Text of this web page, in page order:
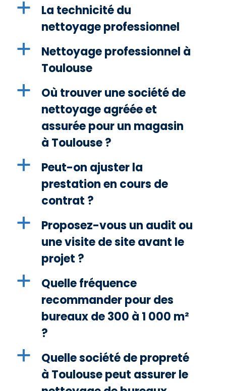
a
La technicité du
nettoyage professionnel
a
Nettoyage professionnel à
Toulouse
a
Où trouver une société de
nettoyage agréée et
assurée pour un magasin
à Toulouse ?
a
Peut-on ajuster la
prestation en cours de
contrat ?
a
Proposez-vous un audit ou
une visite de site avant le
projet ?
a
Quelle fréquence
recommander pour des
bureaux de 300 à 1 000 m²
?
a
Quelle société de propreté
à Toulouse peut assurer le